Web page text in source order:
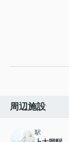
周辺施設
駅